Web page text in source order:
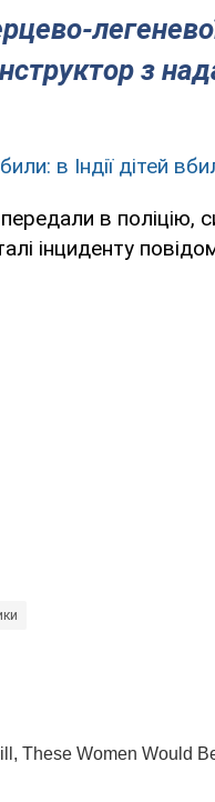
з
в Індії дітей
в поліцію,
інциденту